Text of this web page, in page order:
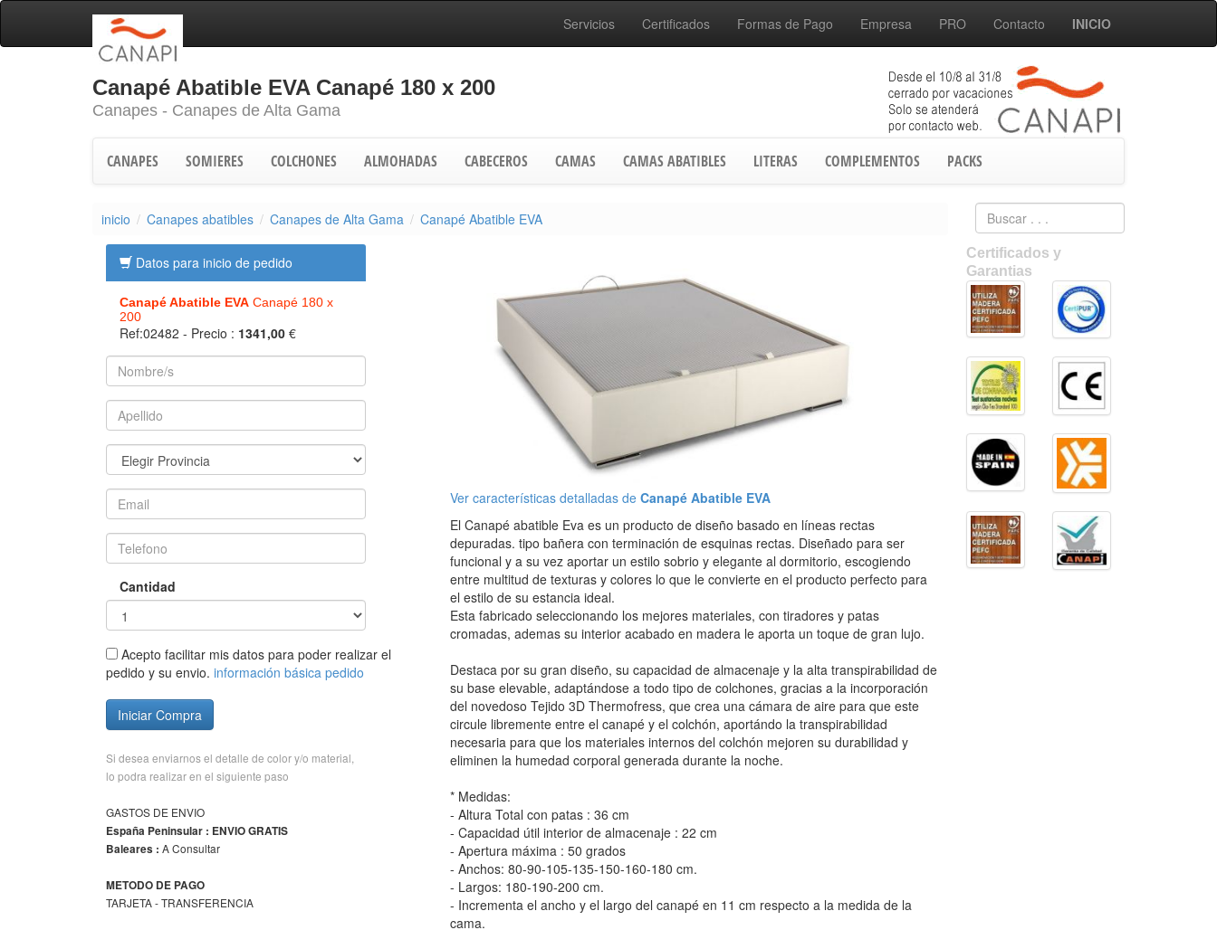
Servicios Certificados Formas de Pago Empresa PRO Contacto INICIO
Canapé Abatible EVA Canapé 180 x 200
Canapes - Canapes de Alta Gama
CANAPES SOMIERES COLCHONES ALMOHADAS CABECEROS CAMAS CAMAS ABATIBLES LITERAS COMPLEMENTOS PACKS
inicio Canapes abatibles Canapes de Alta Gama Canapé Abatible EVA
Datos para inicio de pedido
Canapé Abatible EVA Canapé 180 x
200
Ref:02482 - Precio : 1341,00 €
Cantidad
Acepto facilitar mis datos para poder realizar el
pedido y su envio. información básica pedido
Iniciar Compra
Si desea enviarnos el detalle de color y/o material,
lo podra realizar en el siguiente paso
GASTOS DE ENVIO
España Peninsular : ENVIO GRATIS
Baleares : A Consultar
METODO DE PAGO
TARJETA - TRANSFERENCIA
Ver características detalladas de Canapé Abatible EVA
El Canapé abatible Eva es un producto de diseño basado en líneas rectas
depuradas. tipo bañera con terminación de esquinas rectas. Diseñado para ser
funcional y a su vez aportar un estilo sobrio y elegante al dormitorio, escogiendo
entre multitud de texturas y colores lo que le convierte en el producto perfecto para
el estilo de su estancia ideal.
Esta fabricado seleccionando los mejores materiales, con tiradores y patas
cromadas, ademas su interior acabado en madera le aporta un toque de gran lujo.
Destaca por su gran diseño, su capacidad de almacenaje y la alta transpirabilidad de
su base elevable, adaptándose a todo tipo de colchones, gracias a la incorporación
del novedoso Tejido 3D Thermofress, que crea una cámara de aire para que este
circule libremente entre el canapé y el colchón, aportándo la transpirabilidad
necesaria para que los materiales internos del colchón mejoren su durabilidad y
eliminen la humedad corporal generada durante la noche.
* Medidas:
- Altura Total con patas : 36 cm
- Capacidad útil interior de almacenaje : 22 cm
- Apertura máxima : 50 grados
- Anchos: 80-90-105-135-150-160-180 cm.
- Largos: 180-190-200 cm.
- Incrementa el ancho y el largo del canapé en 11 cm respecto a la medida de la
cama.
Certificados y
Garantias